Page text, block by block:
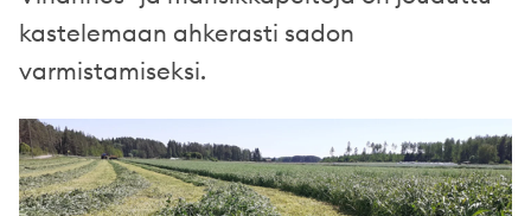
kastelemaan ahkerasti sadon
varmistamiseksi.